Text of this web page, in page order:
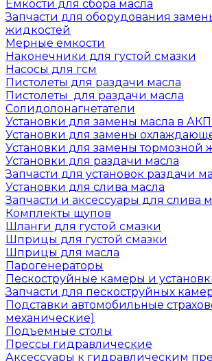
Емкости для сбора масла
Запчасти для оборудования
жидкостей
Мерные емкости
Наконечники для густой смазки
Насосы для гсм
Пистолеты для раздачи масла
Пистолеты для раздачи масла
Солидолонагнетатели
Установки для замены масла в
Установки для замены
Установки для замены тормозной
Установки для раздачи масла
Запчасти для установок раздачи
Установки для слива масла
Запчасти и аксессуары для слива
Комплекты щупов
Шланги для густой смазки
Шприцы для густой смазки
Шприцы для масла
Парогенераторы
Пескоструйные камеры и
Запчасти для пескоструйных
Подставки автомобильные
механические)
Подъемные столы
Прессы гидравлические
Аксессуары к гидравлическим